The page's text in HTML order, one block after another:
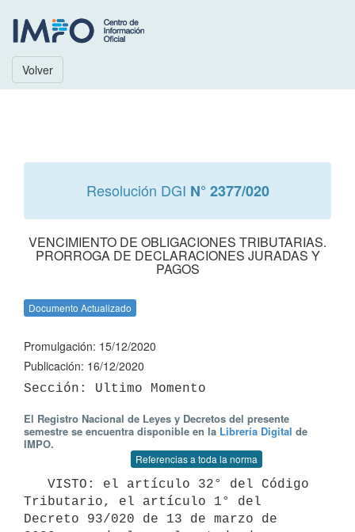
Volver
Resolución DGI N° 2377/020
VENCIMIENTO DE OBLIGACIONES TRIBUTARIAS.
PRORROGA DE DECLARACIONES JURADAS Y
PAGOS
Documento Actualizado
Promulgación: 15/12/2020
Publicación: 16/12/2020
El Registro Nacional de Leyes y Decretos del presente
semestre se encuentra disponible en la Librería Digital de
IMPO.
Referencias a toda la norma
Tributario, el artículo 1° del
Decreto 93/020 de 13 de marzo de